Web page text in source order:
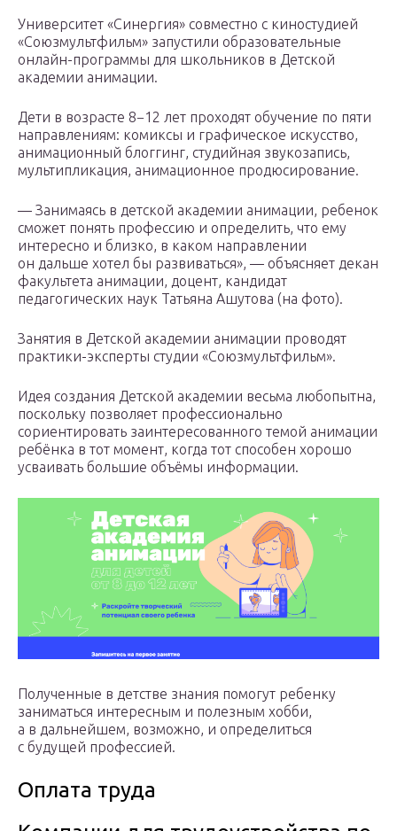
Университет «Синергия» совместно с киностудией
«Союзмультфильм» запустили образовательные
онлайн-программы для школьников в Детской
академии анимации.
Дети в возрасте 8−12 лет проходят обучение по пяти
направлениям: комиксы и графическое искусство,
анимационный блоггинг, студийная звукозапись,
мультипликация, анимационное продюсирование.
— Занимаясь в детской академии анимации, ребенок
сможет понять профессию и определить, что ему
интересно и близко, в каком направлении
он дальше хотел бы развиваться», — объясняет декан
факультета анимации, доцент, кандидат
педагогических наук Татьяна Ашутова (на фото).
Занятия в Детской академии анимации проводят
практики-эксперты студии «Союзмультфильм».
Идея создания Детской академии весьма любопытна,
поскольку позволяет профессионально
сориентировать заинтересованного темой анимации
ребёнка в тот момент, когда тот способен хорошо
усваивать большие объёмы информации.
Полученные в детстве знания помогут ребенку
заниматься интересным и полезным хобби,
а в дальнейшем, возможно, и определиться
с будущей профессией.
Оплата труда